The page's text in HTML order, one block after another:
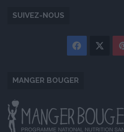
SUIVEZ-NOUS
Facebook
MANGER BOUGER